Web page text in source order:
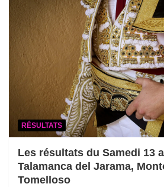
RÉSULTATS
Les résultats du Samedi 13
Talamanca del Jarama,
Tomelloso